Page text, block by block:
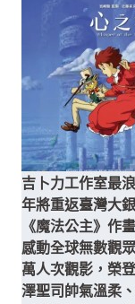
吉卜力工作室最
年將重返臺灣大
《魔法公主》作
感動全球無數觀
萬人次觀影，榮
澤聖司帥氣溫柔